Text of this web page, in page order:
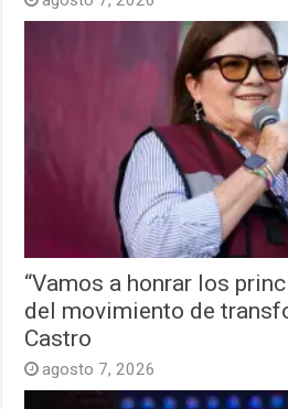
“Vamos a honrar los
del movimiento de
Castro
agosto 7, 2026